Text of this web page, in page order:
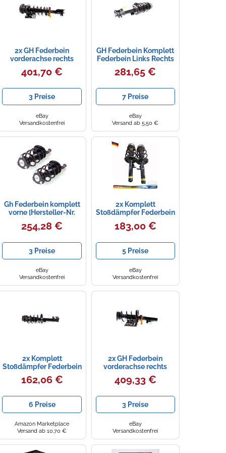
2x GH Federbein
vorderachse rechts
links für Opel Vivaro
Kasten F7 2.5 CDTi
401,70 €
3 Preise
eBay
Versandkostenfrei
GH Federbein Komplett
Federbein Links Rechts
Vorne Vorne links Vorne
rechts
281,65 €
7 Preise
eBay
Versand ab 5,50 €
Gh Federbein komplett
vorne [Hersteller-Nr.
GH-352549C04] für
Ford
254,28 €
3 Preise
eBay
Versandkostenfrei
2x Komplett
Stoßdämpfer Federbein
Satz Vorne für BMW X3
E83 2004- 2.0d 2.5 3.0
183,00 €
5 Preise
eBay
Versandkostenfrei
2x Komplett
Stoßdämpfer Federbein
Satz Vorne für Opel
Astra II G 1.2 1.4 1.6 1.8
162,06 €
6 Preise
Amazon Marketplace
Versand ab 10,70 €
2x GH Federbein
vorderachse rechts
links für Volvo V50 MW
1.6 D2 C30 544
409,33 €
3 Preise
eBay
Versandkostenfrei